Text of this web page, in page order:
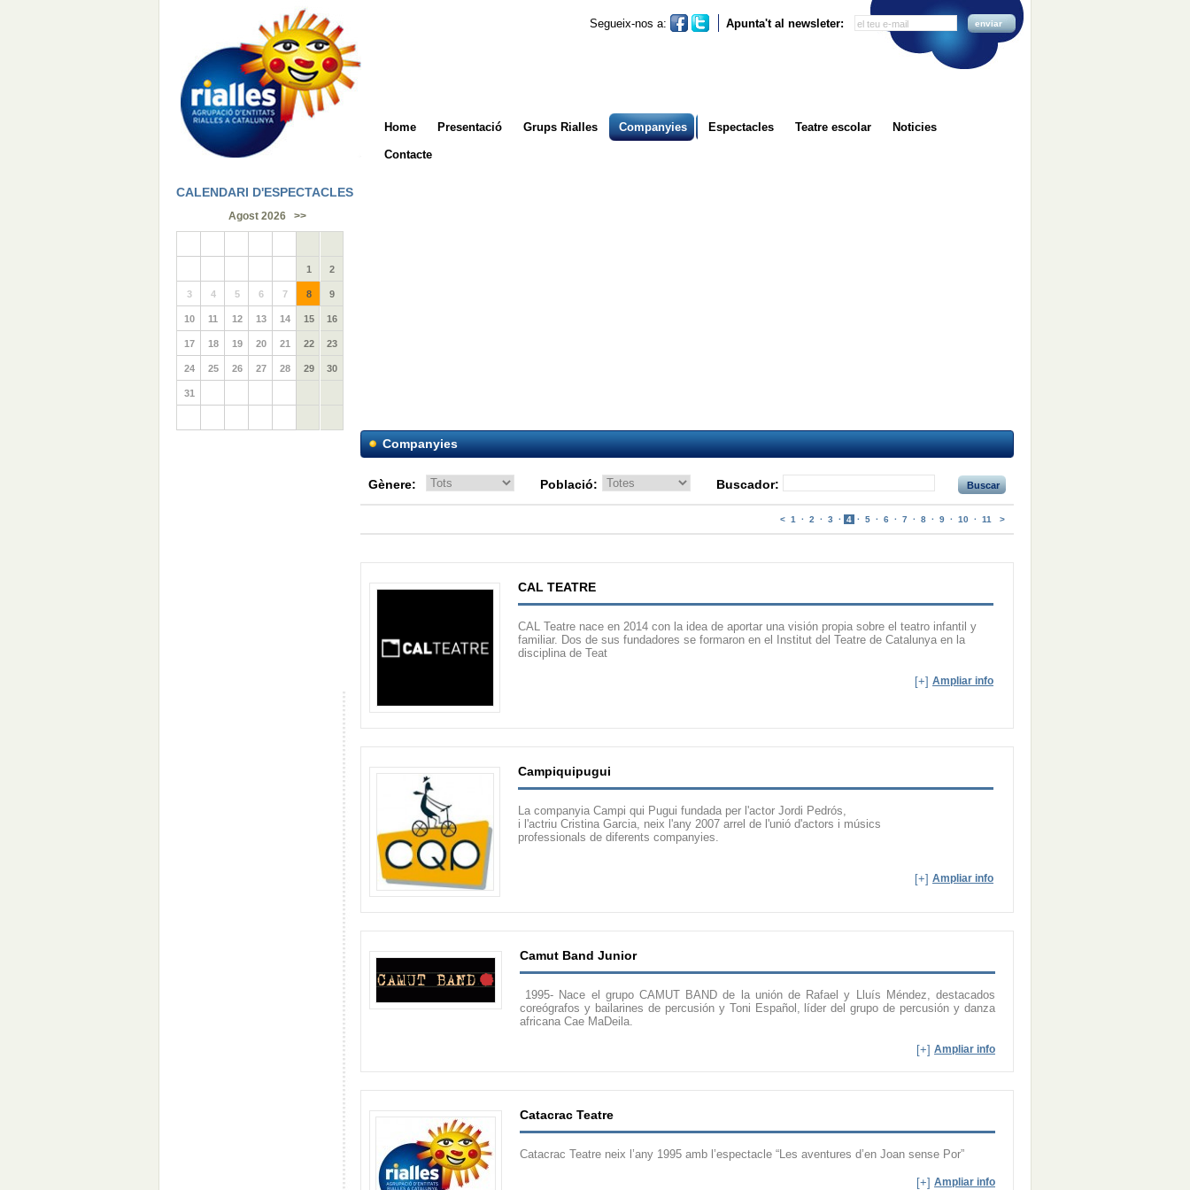
Segueix-nos a: Apunta't al newsleter: enviar
Home Presentació Grups Rialles Companyies Espectacles Teatre escolar Noticies
Contacte
CALENDARI D'ESPECTACLES
Agost 2026 >>
1 2
3 4 5 6 7 8 9
10 11 12 13 14 15 16
17 18 19 20 21 22 23
24 25 26 27 28 29 30
31
Companyies
Gènere: Població: Buscador: Buscar
< 1 · 2 · 3 · 4 · 5 · 6 · 7 · 8 · 9 · 10 · 11 >
CAL TEATRE
CAL Teatre nace en 2014 con la idea de aportar una visión propia sobre el teatro infantil y
familiar. Dos de sus fundadores se formaron en el Institut del Teatre de Catalunya en la
disciplina de Teat
[+] Ampliar info
Campiquipugui
La companyia Campi qui Pugui fundada per l'actor Jordi Pedrós,
i l'actriu Cristina Garcia, neix l'any 2007 arrel de l'unió d'actors i músics
professionals de diferents companyies.
[+] Ampliar info
Camut Band Junior
1995- Nace el grupo CAMUT BAND de la unión de Rafael y Lluís Méndez, destacados
coreógrafos y bailarines de percusión y Toni Español, líder del grupo de percusión y danza
africana Cae MaDeila.
[+] Ampliar info
Catacrac Teatre
Catacrac Teatre neix l’any 1995 amb l’espectacle “Les aventures d’en Joan sense Por”
[+] Ampliar info